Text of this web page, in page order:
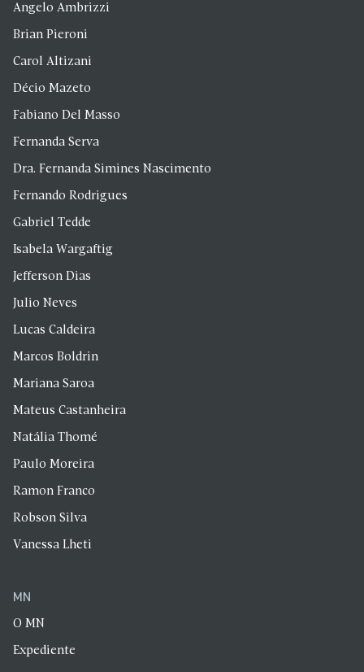
Angelo Ambrizzi
Brian Pieroni
Carol Altizani
Décio Mazeto
Fabiano Del Masso
Fernanda Serva
Dra. Fernanda Simines Nascimento
Fernando Rodrigues
Gabriel Tedde
Isabela Wargaftig
Jefferson Dias
Julio Neves
Lucas Caldeira
Marcos Boldrin
Mariana Saroa
Mateus Castanheira
Natália Thomé
Paulo Moreira
Ramon Franco
Robson Silva
Vanessa Lheti
MN
O MN
Expediente